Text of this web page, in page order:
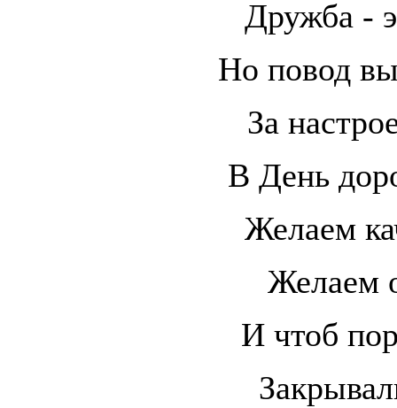
Дружба -
Но повод
За
В День
Желаем
Желаем
И чтоб